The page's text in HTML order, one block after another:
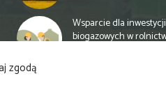
zgodą
Wsparcie dla inwestycji
biogazowych w